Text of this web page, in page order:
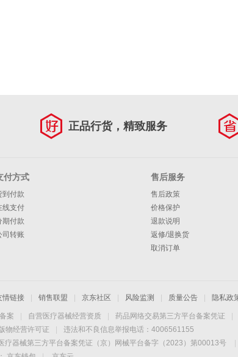
正品行货，精致服务
付方式
到付款
线支付
期付款
司转账
售后服务
售后政策
价格保护
退款说明
返修/退换货
取消订单
情链接 销售联盟 京东社区 风险监测 质量公告 隐私政
案 自营医疗器械经营资质 药品网络交易第三方平台备案凭证
物经营许可证
违法和不良信息举报电话：4006561155
医疗器械第三方平台备案凭证（京）网械平台备字（2023）第00013号